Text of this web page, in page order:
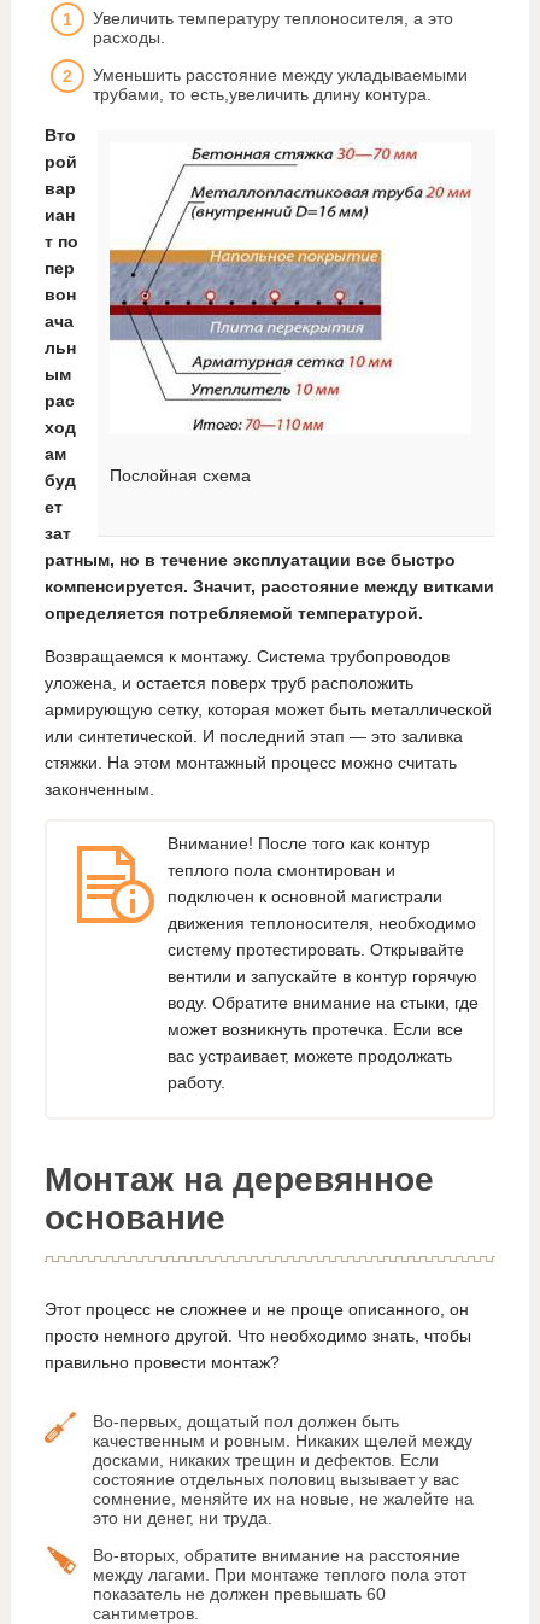
Увеличить температуру теплоносителя, а это
расходы.
Уменьшить расстояние между укладываемыми
трубами, то есть,увеличить длину контура.
Послойная схема
Вто
рой
вар
иан
т по
пер
вон
ача
льн
ым
рас
ход
ам
буд
ет
зат
ратным, но в течение эксплуатации все быстро
компенсируется. Значит, расстояние между витками
определяется потребляемой температурой.
Возвращаемся к монтажу. Система трубопроводов
уложена, и остается поверх труб расположить
армирующую сетку, которая может быть металлической
или синтетической. И последний этап — это заливка
стяжки. На этом монтажный процесс можно считать
законченным.
Внимание! После того как контур
теплого пола смонтирован и
подключен к основной магистрали
движения теплоносителя, необходимо
систему протестировать. Открывайте
вентили и запускайте в контур горячую
воду. Обратите внимание на стыки, где
может возникнуть протечка. Если все
вас устраивает, можете продолжать
работу.
Монтаж на деревянное
основание
Этот процесс не сложнее и не проще описанного, он
просто немного другой. Что необходимо знать, чтобы
правильно провести монтаж?
Во-первых, дощатый пол должен быть
качественным и ровным. Никаких щелей между
досками, никаких трещин и дефектов. Если
состояние отдельных половиц вызывает у вас
сомнение, меняйте их на новые, не жалейте на
это ни денег, ни труда.
Во-вторых, обратите внимание на расстояние
между лагами. При монтаже теплого пола этот
показатель не должен превышать 60
сантиметров.